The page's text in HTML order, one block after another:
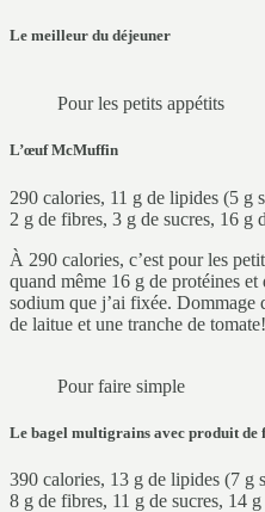
Le meilleur du déjeuner
Pour les petits appétits
L’œuf McMuffin
290 calories, 11 g de lipides (5 g
2 g de fibres, 3 g de sucres, 16 g
À 290 calories, c’est pour les
quand même 16 g de protéines
sodium que j’ai fixée. Dommage
de laitue et une tranche de tomate!
Pour faire simple
Le bagel multigrains avec produit de
390 calories, 13 g de lipides (7 g
8 g de fibres, 11 g de sucres, 14